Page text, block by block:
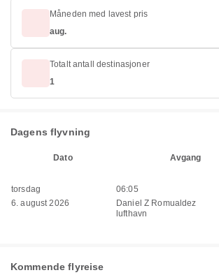
Måneden med lavest pris
aug.
Totalt antall destinasjoner
1
Dagens flyvning
Dato Avgang
torsdag
6. august 2026
06:05
Daniel Z Romualdez
lufthavn
Kommende flyreise